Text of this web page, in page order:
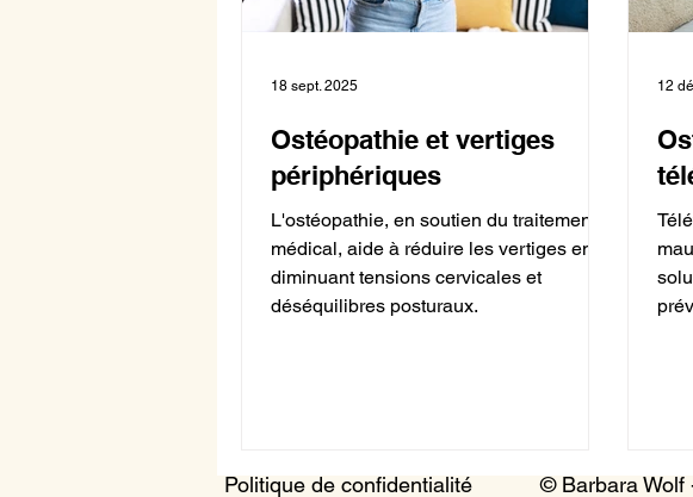
Ostéopathie et vertiges
périphériques
L'ostéopathie, en soutien du traitement
médical, aide à réduire les vertiges en
diminuant tensions cervicales et
déséquilibres posturaux.
18 sept. 2025 12
Politique de confidentialité © Barbara Wolf